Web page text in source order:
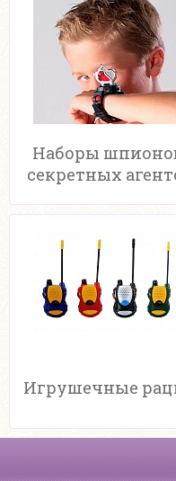
Наборы
секретных
Игрушечные